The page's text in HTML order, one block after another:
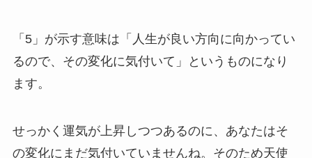
「5」が示す意味は「人生が良い方向に向かってい
るので、その変化に気付いて」というものになり
ます。
せっかく運気が上昇しつつあるのに、あなたはそ
の変化にまだ気付いていませんね。そのため天使